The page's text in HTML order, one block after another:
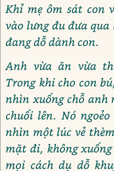
Khỉ mẹ ôm sát con
vào lưng đu đưa
đang dỗ dành con.
Anh vừa ăn vừa
Trong khi cho con
nhìn xuống chỗ
chuối lên. Nó
nhìn một lúc vẻ
mặt đi, không
mọi cách dụ dỗ